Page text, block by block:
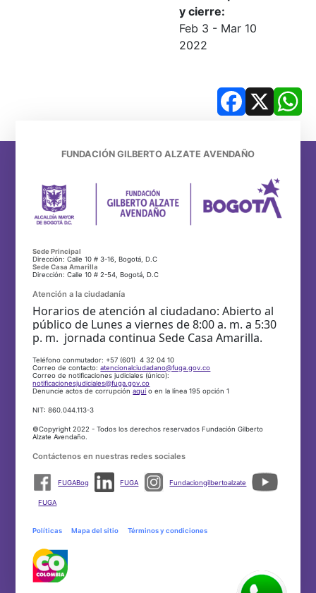
y cierre
Feb 3 - Mar 10
2022
Facebook
X
FUNDACIÓN GILBERTO ALZATE AVENDAÑO
Sede Principal
Dirección: Calle 10 # 3-16, Bogotá, D.C
Sede Casa Amarilla
Dirección: Calle 10 # 2-54, Bogotá, D.C
Atención a la ciudadanía
Horarios de atención al ciudadano: Abierto al
público de Lunes a viernes de 8:00 a. m. a 5:30
p. m. jornada continua Sede Casa Amarilla.
Teléfono conmutador: +57 (601) 4 32 04 10
Correo de contacto:atencionalciudadano@fuga.gov.co
Correo de notificaciones judiciales (único):
notificacionesjudiciales@fuga.gov.co
Denuncie actos de corrupciónaquío en la línea 195 opción 1
NIT: 860.044.113-3
©Copyright 2022 - Todos los derechos reservados Fundación Gilberto
Alzate Avendaño.
Contáctenos en nuestras redes sociales
FUGABog FUGA Fundaciongilbertoalzate
FUGA
Políticas Mapa del sitio Términos y condiciones